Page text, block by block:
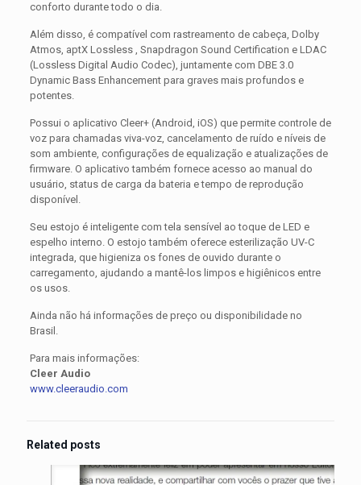
conforto durante todo o dia.
Além disso, é compatível com rastreamento de cabeça, Dolby
Atmos, aptX Lossless , Snapdragon Sound Certification e LDAC
(Lossless Digital Audio Codec), juntamente com DBE 3.0
Dynamic Bass Enhancement para graves mais profundos e
potentes.
Possui o aplicativo Cleer+ (Android, iOS) que permite controle de
voz para chamadas viva-voz, cancelamento de ruído e níveis de
som ambiente, configurações de equalização e atualizações de
firmware. O aplicativo também fornece acesso ao manual do
usuário, status de carga da bateria e tempo de reprodução
disponível.
Seu estojo é inteligente com tela sensível ao toque de LED e
espelho interno. O estojo também oferece esterilização UV-C
integrada, que higieniza os fones de ouvido durante o
carregamento, ajudando a mantê-los limpos e higiênicos entre
os usos.
Ainda não há informações de preço ou disponibilidade no
Brasil.
Para mais informações:
Cleer Audio
www.cleeraudio.com
Related posts